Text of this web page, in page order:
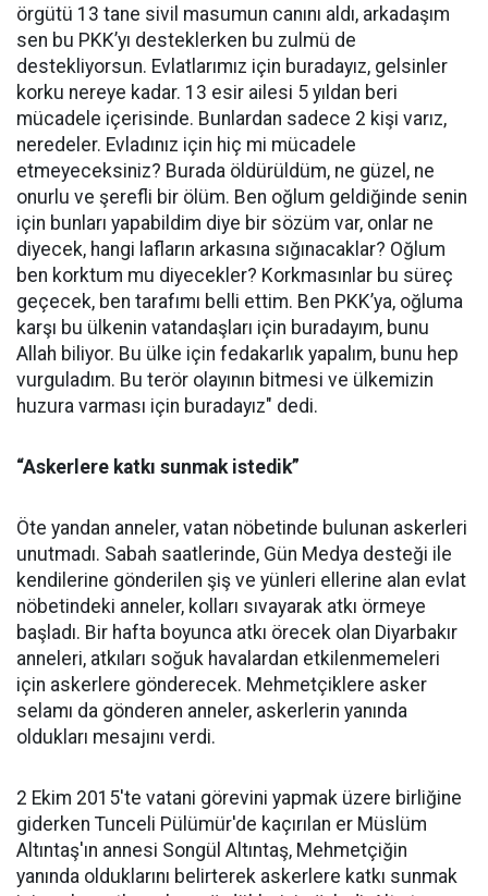
örgütü 13 tane sivil masumun canını aldı, arkadaşım
sen bu PKK’yı desteklerken bu zulmü de
destekliyorsun. Evlatlarımız için buradayız, gelsinler
korku nereye kadar. 13 esir ailesi 5 yıldan beri
mücadele içerisinde. Bunlardan sadece 2 kişi varız,
neredeler. Evladınız için hiç mi mücadele
etmeyeceksiniz? Burada öldürüldüm, ne güzel, ne
onurlu ve şerefli bir ölüm. Ben oğlum geldiğinde senin
için bunları yapabildim diye bir sözüm var, onlar ne
diyecek, hangi lafların arkasına sığınacaklar? Oğlum
ben korktum mu diyecekler? Korkmasınlar bu süreç
geçecek, ben tarafımı belli ettim. Ben PKK’ya, oğluma
karşı bu ülkenin vatandaşları için buradayım, bunu
Allah biliyor. Bu ülke için fedakarlık yapalım, bunu hep
vurguladım. Bu terör olayının bitmesi ve ülkemizin
huzura varması için buradayız" dedi.
“Askerlere katkı sunmak istedik”
Öte yandan anneler, vatan nöbetinde bulunan askerleri
unutmadı. Sabah saatlerinde, Gün Medya desteği ile
kendilerine gönderilen şiş ve yünleri ellerine alan evlat
nöbetindeki anneler, kolları sıvayarak atkı örmeye
başladı. Bir hafta boyunca atkı örecek olan Diyarbakır
anneleri, atkıları soğuk havalardan etkilenmemeleri
için askerlere gönderecek. Mehmetçiklere asker
selamı da gönderen anneler, askerlerin yanında
oldukları mesajını verdi.
2 Ekim 2015'te vatani görevini yapmak üzere birliğine
giderken Tunceli Pülümür'de kaçırılan er Müslüm
Altıntaş'ın annesi Songül Altıntaş, Mehmetçiğin
yanında olduklarını belirterek askerlere katkı sunmak